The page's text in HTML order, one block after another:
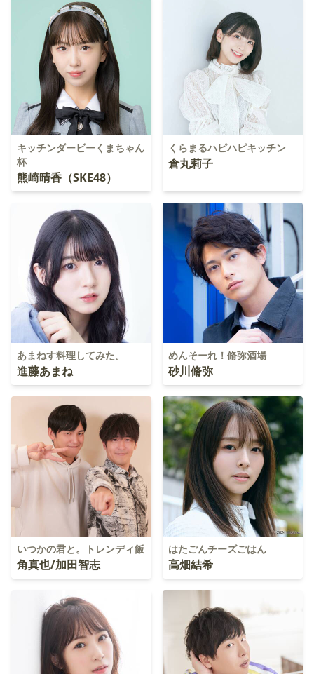
キッチンダービーくまちゃん
杯
熊崎晴香（SKE48）
くらまるハピハピキッチン
倉丸莉子
あまねす料理してみた。
進藤あまね
めんそーれ！脩弥酒場
砂川脩弥
いつかの君と。トレンディ飯
角真也/加田智志
はたごんチーズごはん
高畑結希